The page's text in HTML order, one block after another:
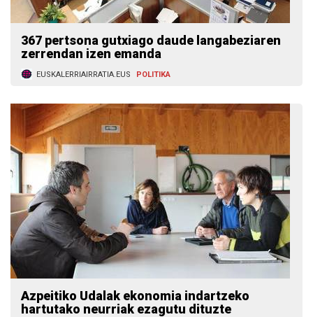
367 pertsona gutxiago daude langabeziaren
zerrendan izen emanda
EUSKALERRIAIRRATIA.EUS POLITIKA
Azpeitiko Udalak ekonomia indartzeko
hartutako neurriak ezagutu dituzte